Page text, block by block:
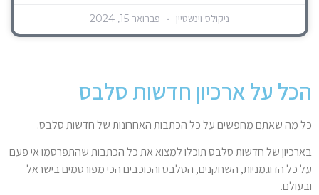
ניקולס וינשטיין פברואר 15, 2024
הכל על ארכיון חדשות סלבס
כל מה שאתם מחפשים על כל הכתבות האחרונות של חדשות סלבס.
בארכיון של חדשות סלבס תוכלו למצוא את כל הכתבות שהתפרסמו אי פעם
על כל הדוגמניות, השחקנים, הסלבס והכוכבים הכי מפורסמים בישראל
ובעולם.